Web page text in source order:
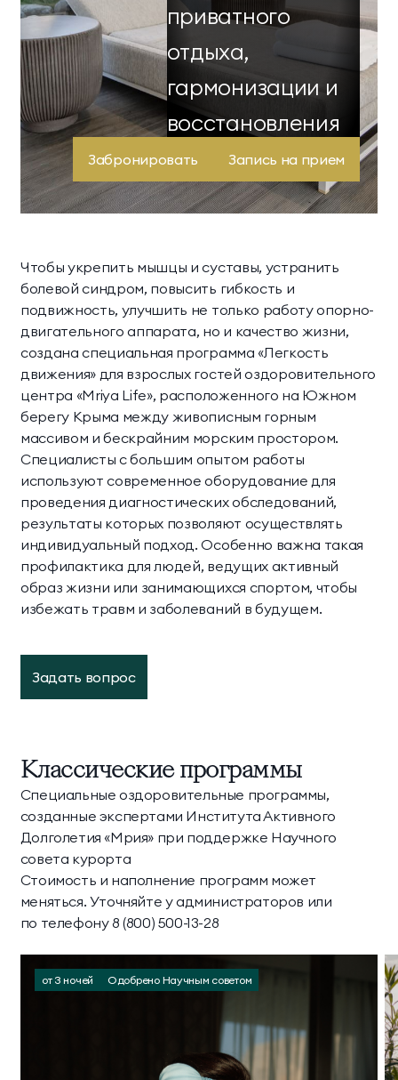
приватного
отдыха,
гармонизации и
восстановления
здоровья.
Забронировать Запись на прием
Чтобы укрепить мышцы и суставы, устранить
болевой синдром, повысить гибкость и
подвижность, улучшить не только работу опорно-
двигательного аппарата, но и качество жизни,
создана специальная программа «Легкость
движения» для взрослых гостей оздоровительного
центра «Mriya Life», расположенного на Южном
берегу Крыма между живописным горным
массивом и бескрайним морским простором.
Специалисты с большим опытом работы
используют современное оборудование для
проведения диагностических обследований,
результаты которых позволяют осуществлять
индивидуальный подход. Особенно важна такая
профилактика для людей, ведущих активный
образ жизни или занимающихся спортом, чтобы
избежать травм и заболеваний в будущем.
Задать вопрос
Классические программы
Специальные оздоровительные программы,
созданные экспертами Института Активного
Долголетия «Мрия» при поддержке Научного
совета курорта
Стоимость и наполнение программ может
меняться. Уточняйте у администраторов или
по телефону 8 (800) 500-13-28
от 3 ночей Одобрено Научным советом